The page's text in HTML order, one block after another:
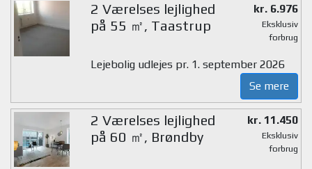
2 Værelses lejlighed
på 55 ㎡, Taastrup
kr. 6.976
Eksklusiv
forbrug
Lejebolig udlejes pr. 1. september 2026
Se mere
2 Værelses lejlighed
på 60 ㎡, Brøndby
kr. 11.450
Eksklusiv
forbrug